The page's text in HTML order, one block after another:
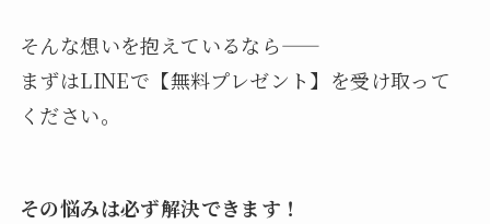
そんな想いを抱えているなら――
まずはLINEで【無料プレゼント】を受け取って
ください。
その悩みは必ず解決できます！